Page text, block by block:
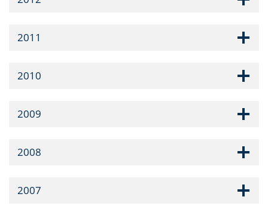
2011
2010
2009
2008
2007